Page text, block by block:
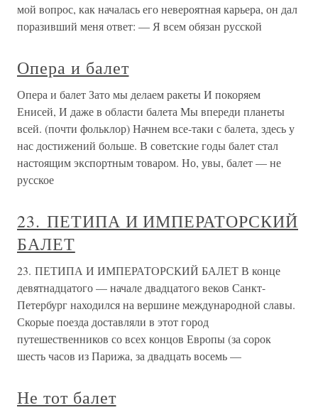
мой вопрос, как началась его невероятная карьера, он дал
поразивший меня ответ: — Я всем обязан русской
Опера и балет
Опера и балет Зато мы делаем ракеты И покоряем
Енисей, И даже в области балета Мы впереди планеты
всей. (почти фольклор) Начнем все-таки с балета, здесь у
нас достижений больше. В советские годы балет стал
настоящим экспортным товаром. Но, увы, балет — не
русское
23. ПЕТИПА И ИМПЕРАТОРСКИЙ
БАЛЕТ
23. ПЕТИПА И ИМПЕРАТОРСКИЙ БАЛЕТ В конце
девятнадцатого — начале двадцатого веков Санкт-
Петербург находился на вершине международной славы.
Скорые поезда доставляли в этот город
путешественников со всех концов Европы (за сорок
шесть часов из Парижа, за двадцать восемь —
Не тот балет